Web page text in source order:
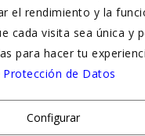
el rendimiento y la
cada visita sea única y
para hacer tu
Protección de Datos
Configurar